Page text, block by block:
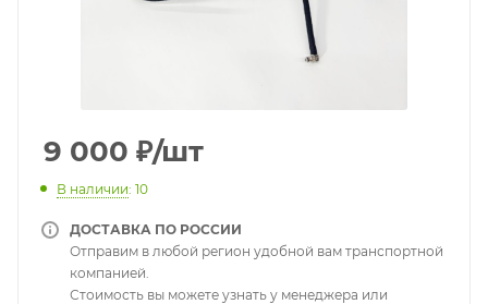
9 000 ₽/шт
В наличии: 10
ДОСТАВКА ПО РОССИИ
Отправим в любой регион удобной вам транспортной
компанией.
Стоимость вы можете узнать у менеджера или